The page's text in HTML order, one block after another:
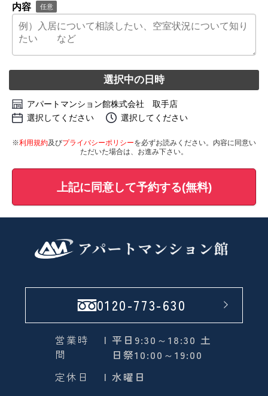
内容 任意
選択中の日時
アパートマンション館株式会社 取手店
選択してください
選択してください
※利用規約及びプライバシーポリシーを必ずお読みください。内容に同意い
ただいた場合は、お進み下さい。
上記に同意して予約する(無料)
0120-773-630
営業時
間
| 平日9:30～18:30 土
日祭10:00～19:00
定休日
| 水曜日